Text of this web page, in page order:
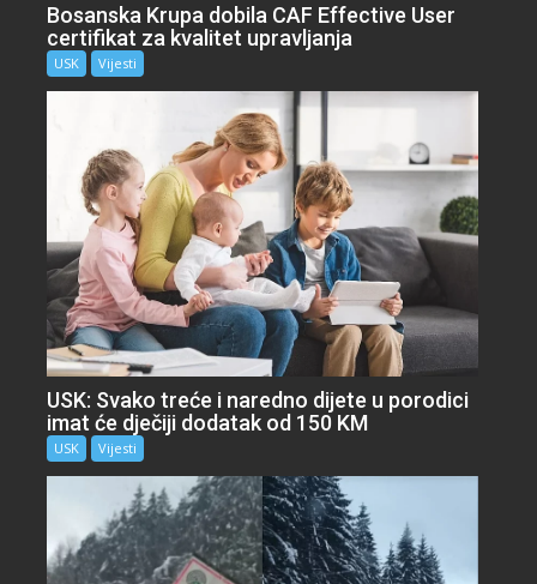
Bosanska Krupa dobila CAF Effective User
certifikat za kvalitet upravljanja
USK Vijesti
USK: Svako treće i naredno dijete u porodici
imat će dječiji dodatak od 150 KM
USK Vijesti